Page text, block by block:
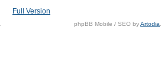
Full Version
phpBB Mobile / SEO byArtodia